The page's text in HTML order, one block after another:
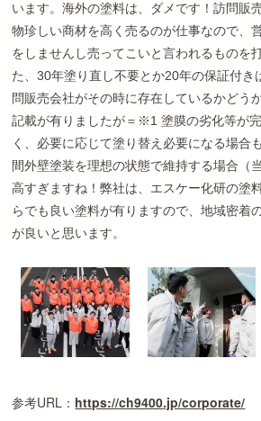
います。海外の塗料は、ダメです！訪問販
物珍しい商材を高く売るのが仕事なので、
をしませんし売ってこいと言われるものを
た、30年塗り直し不要とか20年の保証付き
問販売会社がその時に存在しているかどう
記載が有りましたが＝※1 塗膜の劣化等が
く、必要に応じて塗り替え必要になる場
間外壁塗装を理想の状態で維持する場合（
高すぎますね！弊社は、エスケー化研の塗
らでも良い塗料が有りますので、地域密着
が良いと思います。
参考URL： https://ch9400.jp/corporate/